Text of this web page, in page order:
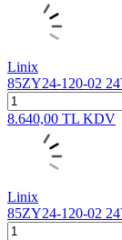
Linix
85ZY24-120-02
8.640,00 TL KDV
Linix
85ZY24-120-02